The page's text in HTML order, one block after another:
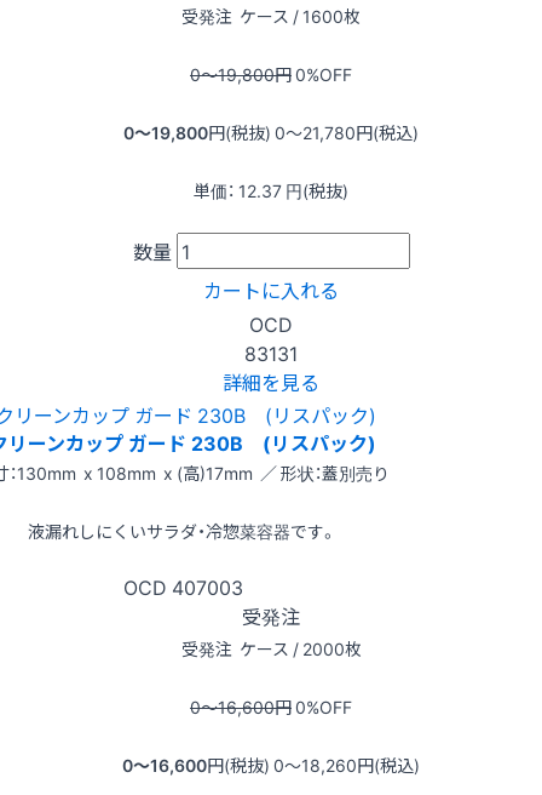
受発注 ケース / 1600枚
0〜19,800円0%OFF
0〜19,800円(税抜) 0〜21,780円(税込)
単価： 12.37 円(税抜)
数量
カートに入れる
OCD
83131
詳細を見る
リーンカップ ガード 230B (リスパック)
：130mm x 108mm x (高)17mm ／ 形状：蓋別売り
液漏れしにくいサラダ・冷惣菜容器です。
OCD 407003
受発注
受発注 ケース / 2000枚
0〜16,600円0%OFF
0〜16,600円(税抜) 0〜18,260円(税込)